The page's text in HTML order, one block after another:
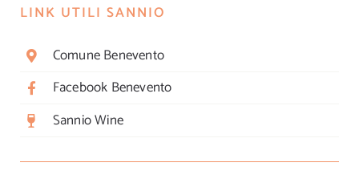
LINK UTILI SANNIO
Comune Benevento
Facebook Benevento
Sannio Wine